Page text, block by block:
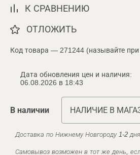
К СРАВНЕНИЮ
ОТЛОЖИТЬ
Код товара — 271244 (называйте при
Дата обновления цен и наличия:
06.08.2026 в 18:43
В наличии НАЛИЧИЕ В
Доставка по Нижнему Новгороду 1-2
Самовывоз возможен в тот же день,